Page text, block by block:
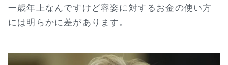
一歳年上なんですけど容姿に対するお金の使い方
には明らかに差があります。